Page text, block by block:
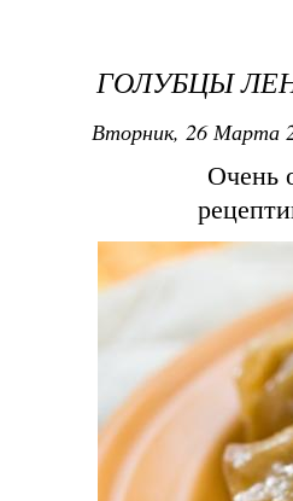
ГОЛУБЦЫ
Вторник, 26 Марта
Очень